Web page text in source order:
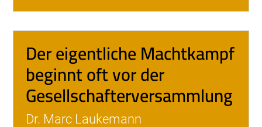
Der eigentliche Machtkampf
beginnt oft vor der
Gesellschafterversammlung
Dr. Marc Laukemann